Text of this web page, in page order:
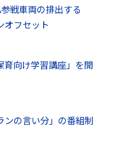
戦車両の排出する
オフセット
育向け学習講座」を開
ンの言い分」の番組制